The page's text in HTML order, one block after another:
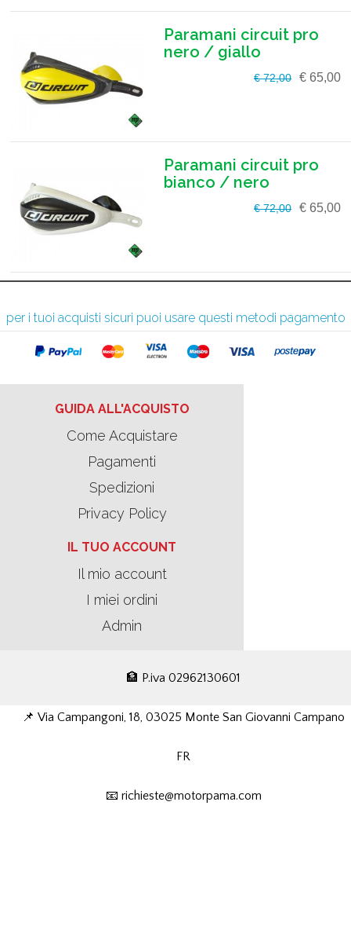
Paramani circuit pro
nero / giallo
€ 72,00 € 65,00
Paramani circuit pro
bianco / nero
€ 72,00 € 65,00
per i tuoi acquisti sicuri puoi usare questi metodi pagamento
GUIDA ALL'ACQUISTO
Come Acquistare
Pagamenti
Spedizioni
Privacy Policy
IL TUO ACCOUNT
Il mio account
I miei ordini
Admin
🏦 P.iva 02962130601
📌 Via Campangoni, 18, 03025 Monte San Giovanni Campano
FR
📧 richieste@motorpama.com